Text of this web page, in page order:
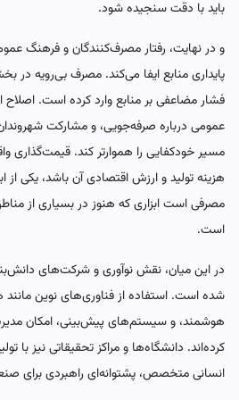
باید با دقت سنجیده شود.
و در نهایت، رفتار مصرف‌کنندگان و فرهنگ
پایداری منابع ایفا می‌کند. مصرف بی‌رویه در
فشار مضاعفی بر منابع وارد کرده است.
عمومی درباره صرفه‌جویی، و مشارکت
مسیر خودکفایی را هموارتر کند. قیمت‌گذاری
هزینه تولید و ارزش اقتصادی آن باشد، یکی از
مصرفی است ابزاری که هنوز در بسیاری از
است.
در این میان، نقش نوآوری و شرکت‌های
شده است. استفاده از فناوری‌های نوین
هوشمند، و سیستم‌های پیش‌بینی، امکان
کرده‌اند. دانشگاه‌ها و مراکز تحقیقاتی نیز با
انسانی متخصص، پشتوانه‌ای راهبردی برای